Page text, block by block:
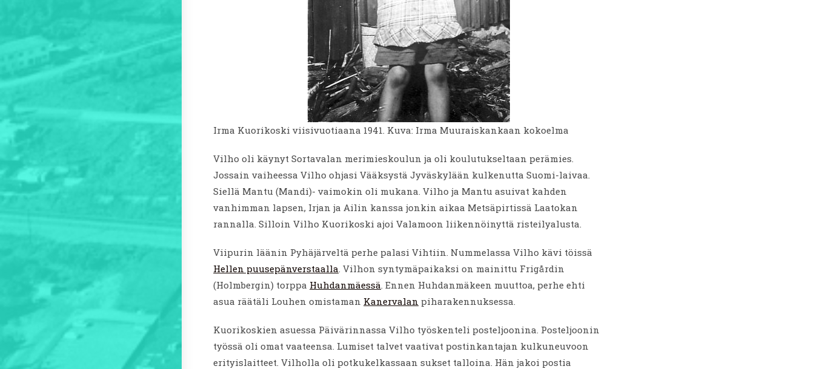
Irma Kuorikoski viisivuotiaana 1941. Kuva: Irma Muuraiskankaan kokoelma
Vilho oli käynyt Sortavalan merimieskoulun ja oli koulutukseltaan perämies.
Jossain vaiheessa Vilho ohjasi Vääksystä Jyväskylään kulkenutta Suomi-laivaa.
Siellä Mantu (Mandi)- vaimokin oli mukana. Vilho ja Mantu asuivat kahden
vanhimman lapsen, Irjan ja Ailin kanssa jonkin aikaa Metsäpirtissä Laatokan
rannalla. Silloin Vilho Kuorikoski ajoi Valamoon liikennöinyttä risteilyalusta.
Viipurin läänin Pyhäjärveltä perhe palasi Vihtiin. Nummelassa Vilho kävi töissä
Hellen puusepänverstaalla. Vilhon syntymäpaikaksi on mainittu Frigårdin
(Holmbergin) torppa Huhdanmäessä. Ennen Huhdanmäkeen muuttoa, perhe ehti
asua räätäli Louhen omistaman Kanervalan piharakennuksessa.
Kuorikoskien asuessa Päivärinnassa Vilho työskenteli posteljoonina. Posteljoonin
työssä oli omat vaateensa. Lumiset talvet vaativat postinkantajan kulkuneuvoon
erityislaitteet. Vilholla oli potkukelkassaan sukset talloina. Hän jakoi postia